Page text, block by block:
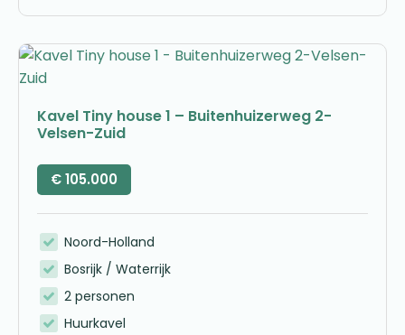
Kavel Tiny house 1 – Buitenhuizerweg 2-
Velsen-Zuid
€105.000
Noord-Holland
Bosrijk / Waterrijk
2 personen
Huurkavel